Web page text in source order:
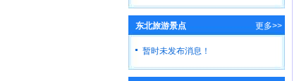
东北旅游景点 更多>>
暂时未发布消息！